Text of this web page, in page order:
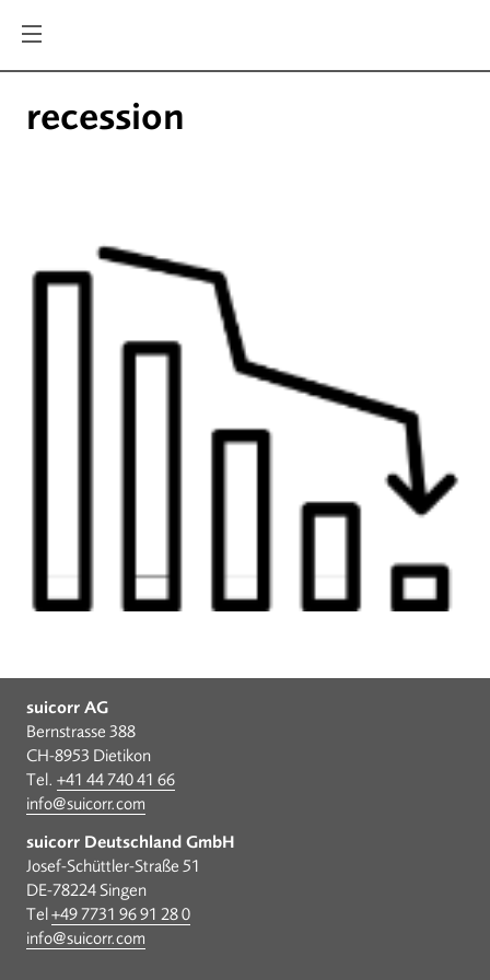
recession
suicorr AG
Bernstrasse 388
CH-8953 Dietikon
Tel. +41 44 740 41 66
info@suicorr.com
suicorr Deutschland GmbH
Josef-Schüttler-Straße 51
DE-78224 Singen
Tel+49 7731 96 91 28 0
info@suicorr.com